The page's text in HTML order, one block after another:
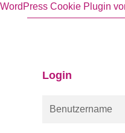
Login
WordPress Cookie Plugin